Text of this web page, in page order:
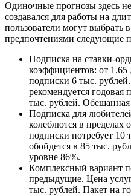
Одиночные прогнозы здесь
создавался для работы на
пользователи могут выбрать
предпочтениями следующие
Подписка на ставки-
коэффициентов: от 1.65
подписки 6 тыс.
рекомендуется годовая
тыс. рублей. Обещанная
Подписка для
колеблются в пределах
подписки потребует 10
обойдется в 85 тыс.
уровне 86%.
Комплексный вариант
предыдущие. Цена
тыс. рублей. Пакет на